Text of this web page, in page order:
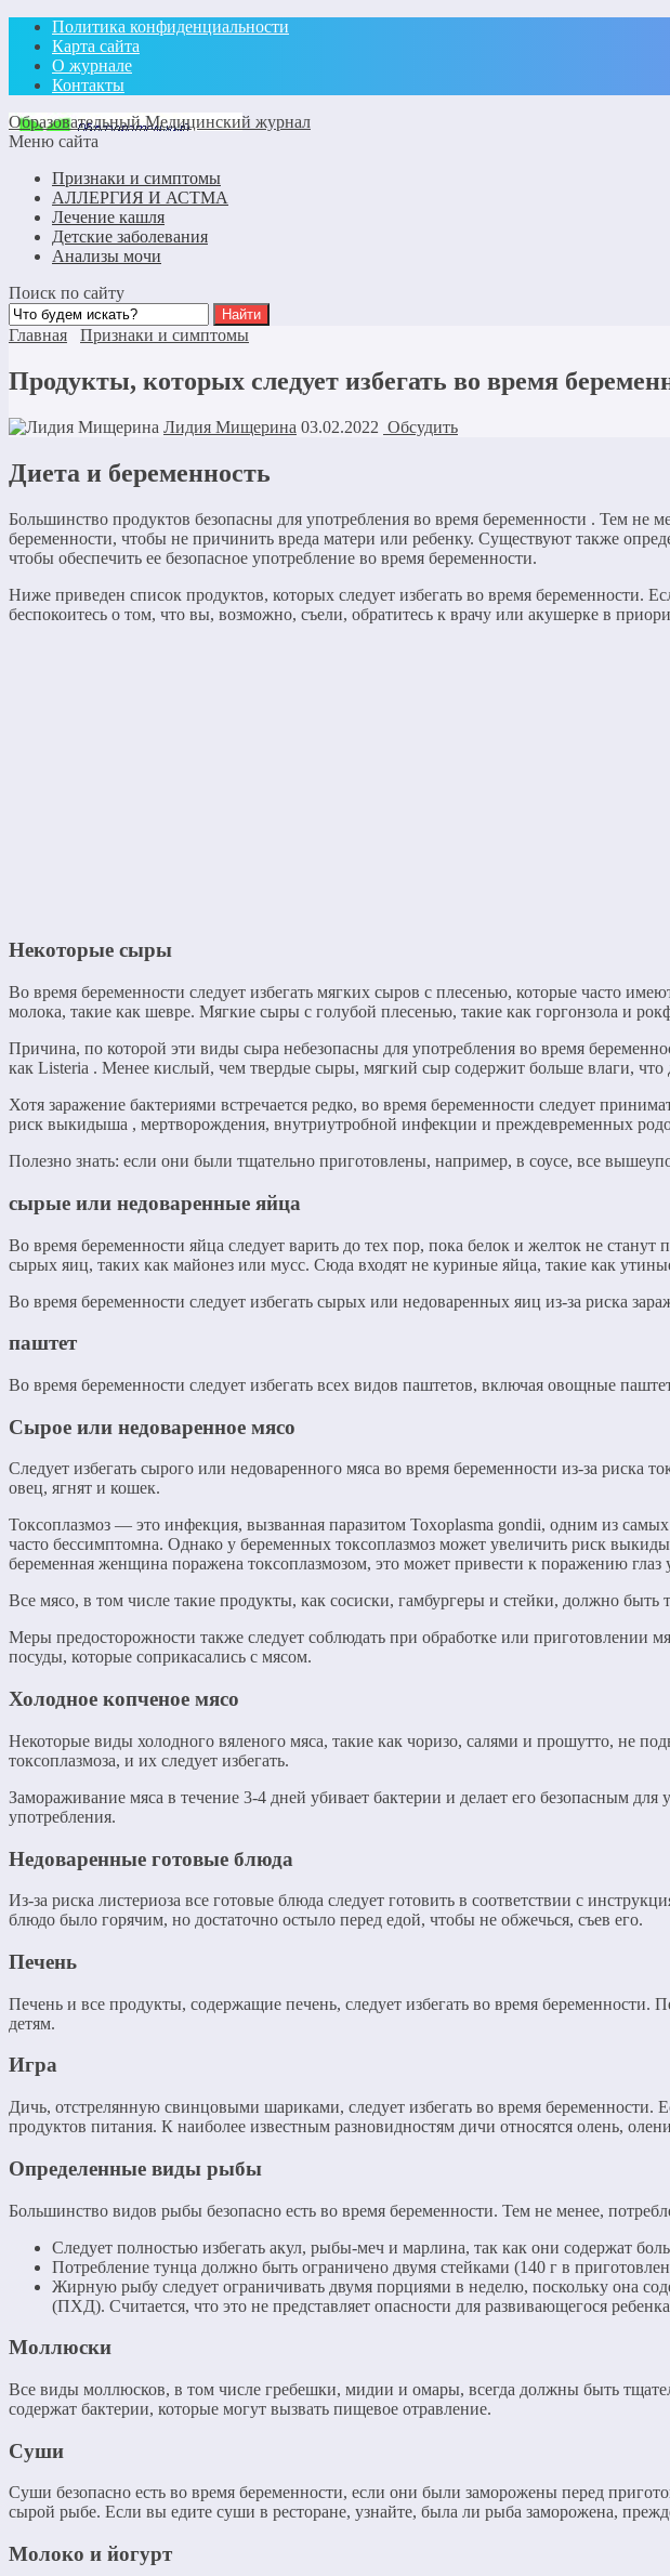
Политика конфиденциальности
Карта сайта
О журнале
Контакты
Образовательный Медицинский журнал
Меню сайта
Признаки и симптомы
АЛЛЕРГИЯ И АСТМА
Лечение кашля
Детские заболевания
Анализы мочи
Поиск по сайту
Главная Признаки и симптомы
Продукты, которых следует избегать во время
Лидия Мищерина 03.02.2022 Обсудить
Диета и беременность
Большинство продуктов безопасны для употребления во время беременности . Тем не
беременности, чтобы не причинить вреда матери или ребенку. Существуют также
чтобы обеспечить ее безопасное употребление во время беременности.
Ниже приведен список продуктов, которых следует избегать во время беременности.
беспокоитесь о том, что вы, возможно, съели, обратитесь к врачу или акушерке в
Некоторые сыры
Во время беременности следует избегать мягких сыров с плесенью, которые часто
молока, такие как шевре. Мягкие сыры с голубой плесенью, такие как горгонзола и
Причина, по которой эти виды сыра небезопасны для употребления во время
как Listeria . Менее кислый, чем твердые сыры, мягкий сыр содержит больше влаги, что
Хотя заражение бактериями встречается редко, во время беременности следует
риск выкидыша , мертворождения, внутриутробной инфекции и преждевременных
Полезно знать: если они были тщательно приготовлены, например, в соусе, все
сырые или недоваренные яйца
Во время беременности яйца следует варить до тех пор, пока белок и желток не
сырых яиц, таких как майонез или мусс. Сюда входят не куриные яйца, такие как
Во время беременности следует избегать сырых или недоваренных яиц из-за риска
паштет
Во время беременности следует избегать всех видов паштетов, включая овощные
Сырое или недоваренное мясо
Следует избегать сырого или недоваренного мяса во время беременности из-за
овец, ягнят и кошек.
Токсоплазмоз — это инфекция, вызванная паразитом Toxoplasma gondii, одним из
часто бессимптомна. Однако у беременных токсоплазмоз может увеличить риск
беременная женщина поражена токсоплазмозом, это может привести к поражению глаз
Все мясо, в том числе такие продукты, как сосиски, гамбургеры и стейки, должно быть
Меры предосторожности также следует соблюдать при обработке или приготовлении
посуды, которые соприкасались с мясом.
Холодное копченое мясо
Некоторые виды холодного вяленого мяса, такие как чоризо, салями и прошутто, не
токсоплазмоза, и их следует избегать.
Замораживание мяса в течение 3-4 дней убивает бактерии и делает его безопасным
употребления.
Недоваренные готовые блюда
Из-за риска листериоза все готовые блюда следует готовить в соответствии с
блюдо было горячим, но достаточно остыло перед едой, чтобы не обжечься, съев его.
Печень
Печень и все продукты, содержащие печень, следует избегать во время
детям.
Игра
Дичь, отстрелянную свинцовыми шариками, следует избегать во время
продуктов питания. К наиболее известным разновидностям дичи относятся олень,
Определенные виды рыбы
Большинство видов рыбы безопасно есть во время беременности. Тем не менее,
Следует полностью избегать акул, рыбы-меч и марлина, так как они содержат
Потребление тунца должно быть ограничено двумя стейками (140 г в
Жирную рыбу следует ограничивать двумя порциями в неделю, поскольку она
(ПХД). Считается, что это не представляет опасности для развивающегося
Моллюски
Все виды моллюсков, в том числе гребешки, мидии и омары, всегда должны быть
содержат бактерии, которые могут вызвать пищевое отравление.
Суши
Суши безопасно есть во время беременности, если они были заморожены перед
сырой рыбе. Если вы едите суши в ресторане, узнайте, была ли рыба заморожена,
Молоко и йогурт